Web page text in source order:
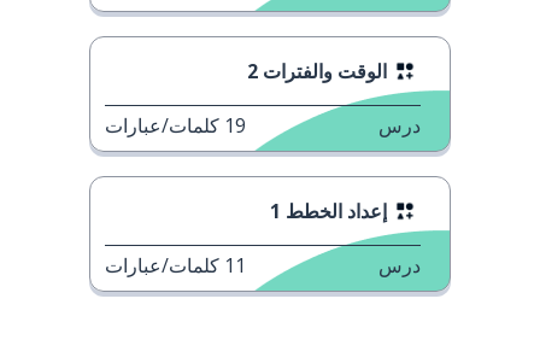
الوقت والفترات 2
درس 19 كلمات/عبارات
إعداد الخطط 1
درس 11 كلمات/عبارات